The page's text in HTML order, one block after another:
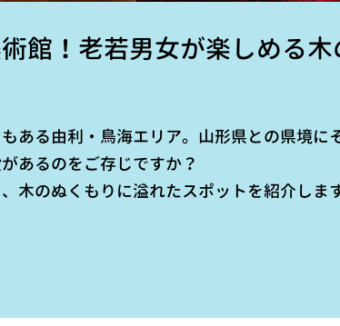
館！老若男女が楽しめる
ある由利・鳥海エリア。山形県との県境に
あるのをご存じですか？
木のぬくもりに溢れたスポットを紹介しま